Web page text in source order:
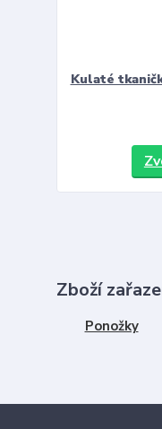
Kulaté
Zboží
Ponožky